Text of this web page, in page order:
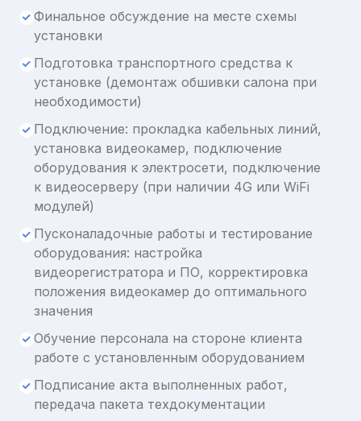
Финальное обсуждение на месте схемы
установки
Подготовка транспортного средства к
установке (демонтаж обшивки салона при
необходимости)
Подключение: прокладка кабельных линий,
установка видеокамер, подключение
оборудования к электросети, подключение
к видеосерверу (при наличии 4G или WiFi
модулей)
Пусконаладочные работы и тестирование
оборудования: настройка
видеорегистратора и ПО, корректировка
положения видеокамер до оптимального
значения
Обучение персонала на стороне клиента
работе с установленным оборудованием
Подписание акта выполненных работ,
передача пакета техдокументации